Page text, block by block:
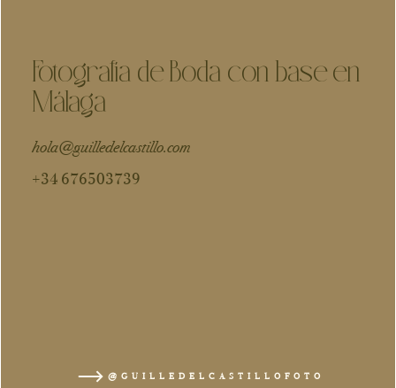
Fotografía de Boda con base en
Málaga
hola@guilledelcastillo.com
+34 676503739